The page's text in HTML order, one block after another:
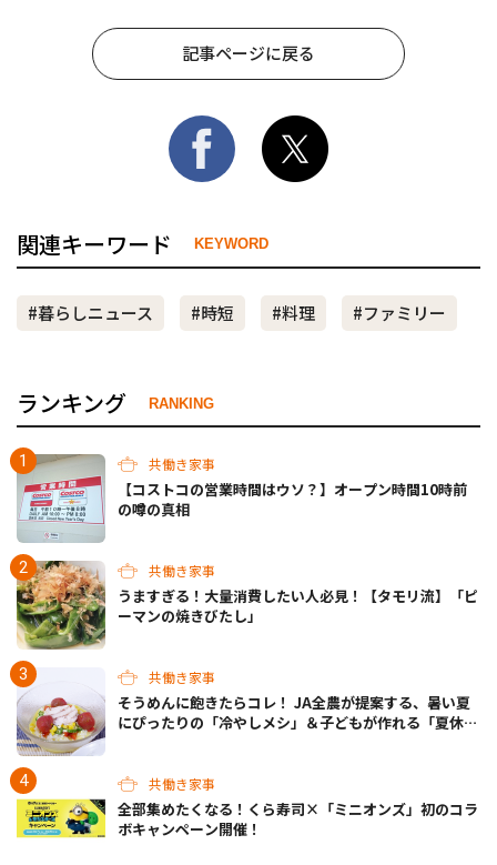
記事ページに戻る
関連キーワード KEYWORD
#暮らしニュース #時短 #料理 #ファミリー
ランキング RANKING
共働き家事
【コストコの営業時間はウソ？】オープン時間10時前
の噂の真相
共働き家事
うますぎる！大量消費したい人必見！【タモリ流】「ピ
ーマンの焼きびたし」
共働き家事
そうめんに飽きたらコレ！ JA全農が提案する、暑い夏
にぴったりの「冷やしメシ」＆子どもが作れる「夏休み
共働き家事
全部集めたくなる！くら寿司×「ミニオンズ」初のコラ
ボキャンペーン開催！